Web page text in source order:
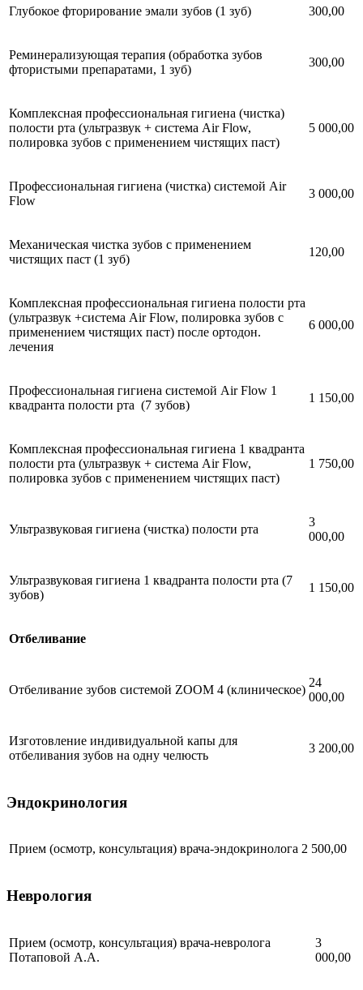
Глубокое фторирование эмали зубов (1 зуб) 300,00
Реминерализующая терапия (обработка зубов
фтористыми препаратами, 1 зуб)
300,00
Комплексная профессиональная гигиена (чистка)
полости рта (ультразвук + система Air Flow,
полировка зубов с применением чистящих паст)
5 000,00
Профессиональная гигиена (чистка) системой Air
Flow
3 000,00
Механическая чистка зубов с применением
чистящих паст (1 зуб)
120,00
Комплексная профессиональная гигиена полости рта
(ультразвук +система Air Flow, полировка зубов с
применением чистящих паст) после ортодон.
лечения
6 000,00
Профессиональная гигиена системой Air Flow 1
квадранта полости рта (7 зубов)
1 150,00
Комплексная профессиональная гигиена 1 квадранта
полости рта (ультразвук + система Air Flow,
полировка зубов с применением чистящих паст)
1 750,00
Ультразвуковая гигиена (чистка) полости рта
3
000,00
Ультразвуковая гигиена 1 квадранта полости рта (7
зубов)
1 150,00
Отбеливание
Отбеливание зубов системой ZOOM 4 (клиническое)
24
000,00
Изготовление индивидуальной капы для
отбеливания зубов на одну челюсть
3 200,00
Эндокринология
Прием (осмотр, консультация) врача-эндокринолога 2 500,00
Неврология
Прием (осмотр, консультация) врача-невролога
Потаповой А.А.
3
000,00